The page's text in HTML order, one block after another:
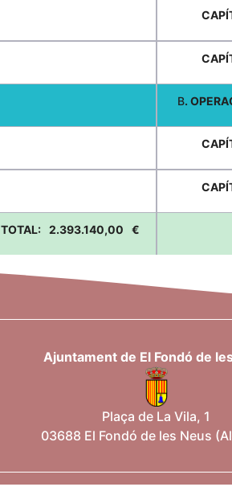
TOTAL: 2.393.140,00 €
B.
Ajuntament de El Fondó de
Plaça de La Vila, 1
03688 El Fondó de les Neus